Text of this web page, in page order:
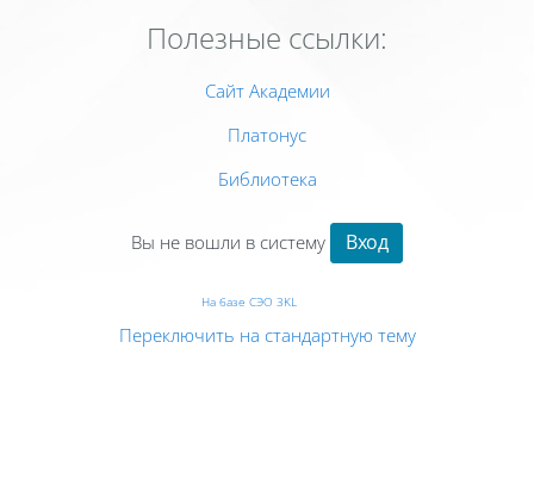
Полезные ссылки:
Сайт Академии
Платонус
Библиотека
Вы не вошли в систему Вход
На базе СЭО 3KL
Переключить на стандартную тему